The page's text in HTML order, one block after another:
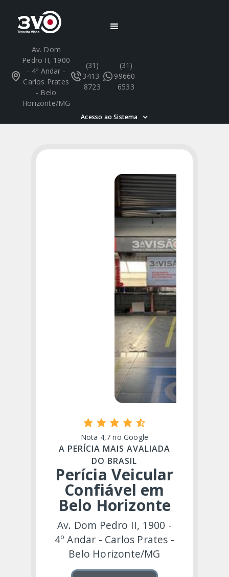
Av. Dom
Pedro II, 1900
- 4º Andar -
Carlos Prates
- Belo
Horizonte/MG
(31)
3413-
8723
(31)
99660-
6533
Acesso ao Sistema
Nota 4,7 no Google
A PERÍCIA MAIS AVALIADA
DO BRASIL
Perícia Veicular
Confiável em
Belo Horizonte
Av. Dom Pedro II, 1900 -
4º Andar - Carlos Prates -
Belo Horizonte/MG